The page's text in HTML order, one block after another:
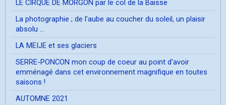
LE CIRQUE DE MORGON par le col de la Baisse
La photographie ; de l'aube au coucher du soleil, un plaisir
absolu ...
LA MEIJE et ses glaciers
SERRE-PONCON mon coup de coeur au point d'avoir
emménagé dans cet environnement magnifique en toutes
saisons !
AUTOMNE 2021